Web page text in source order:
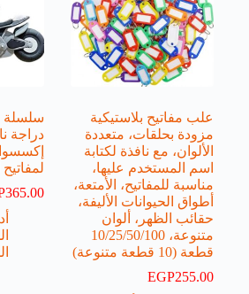
علب مفاتيح بلاستيكية
مزودة بحلقات، متعددة
الألوان، مع نافذة لكتابة
اسم المستخدم عليها،
مناسبة للمفاتيح، الأمتعة،
أطواق الحيوانات الأليفة،
حقائب الظهر، ألوان
متنوعة، 10/25/50/100
قطعة (10 قطعة متنوعة)
EGP255.00
سلسلة
دراجة
365.00